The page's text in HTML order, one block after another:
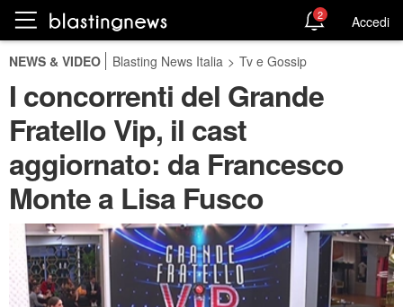
2 Accedi
NEWS & VIDEO Blasting News Italia > Tv e Gossip
I concorrenti del Grande
Fratello Vip, il cast
aggiornato: da Francesco
Monte a Lisa Fusco